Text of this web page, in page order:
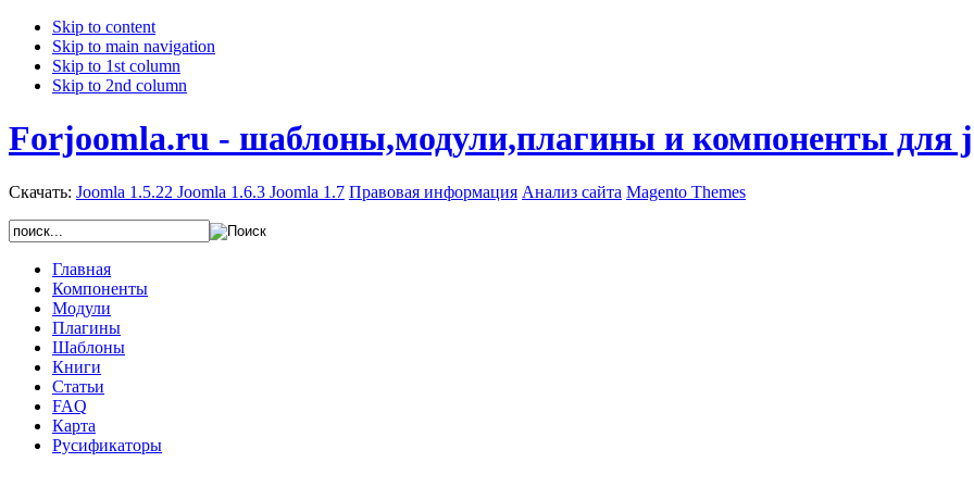
Skip to content
Skip to main navigation
Skip to 1st column
Skip to 2nd column
Forjoomla.ru - шаблоны,модули,плагины и компоненты для
Скачать: Joomla 1.5.22 Joomla 1.6.3 Joomla 1.7 Правовая информация Анализ сайта Magento Themes
Главная
Компоненты
Модули
Плагины
Шаблоны
Книги
Статьи
FAQ
Карта
Русификаторы